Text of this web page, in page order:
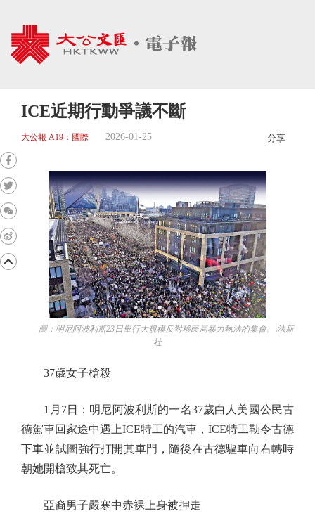
ICE近期行動爭議不斷
大公報 A19：國際 2026-01-25 分享
圖：明尼阿波利斯23日舉行大規模反對移民局暴力執法的集會。\法新
社
37歲女子槍殺
1月7日：明尼阿波利斯的一名37歲白人美國公民古
德駕車回家途中遇上ICE特工的汽車，ICE特工勒令古德
下車並試圖強行打開其車門，隨後在古德驅車向右轉時
朝她開槍致其死亡。
亞裔男子嚴寒中赤裸上身被押走